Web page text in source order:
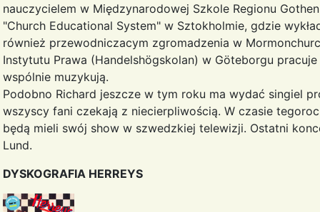
nauczycielem w Międzynarodowej Szkole Regionu
"Church Educational System" w Sztokholmie, gdzie
również przewodniczacym zgromadzenia w
Instytutu Prawa (Handelshögskolan) w Göteborgu
wspólnie muzykują.
Podobno Richard jeszcze w tym roku ma wydać singiel
wszyscy fani czekają z niecierpliwością. W czasie
będą mieli swój show w szwedzkiej telewizji. Ostatni
Lund.
DYSKOGRAFIA HERREYS